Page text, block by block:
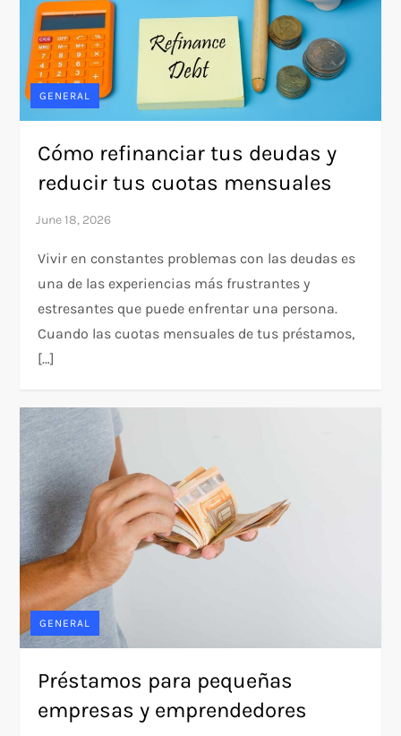
GENERAL
Cómo refinanciar tus deudas y
reducir tus cuotas mensuales
Vivir en constantes problemas con las deudas es
una de las experiencias más frustrantes y
estresantes que puede enfrentar una persona.
Cuando las cuotas mensuales de tus préstamos,
[…]
GENERAL
Préstamos para pequeñas
empresas y emprendedores